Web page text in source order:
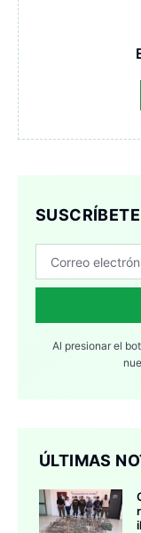
SUSCRÍBETE
Al presionar el
ÚLTIMAS